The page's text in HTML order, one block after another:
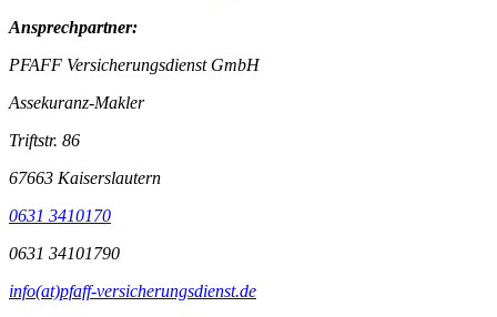
Ansprechpartner:
PFAFF Versicherungsdienst GmbH
Assekuranz-Makler
Triftstr. 86
67663 Kaiserslautern
0631 3410170
0631 34101790
info(at)pfaff-versicherungsdienst.de